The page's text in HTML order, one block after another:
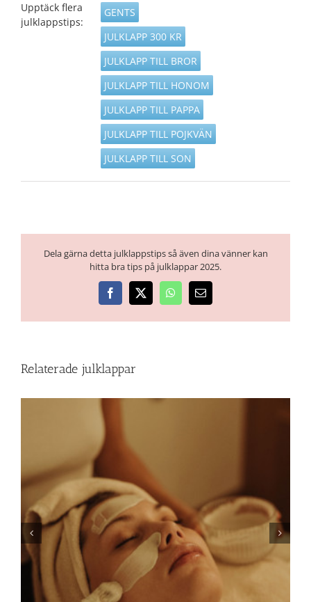
Upptäck flera
julklappstips:
GENTS
JULKLAPP 300 KR
JULKLAPP TILL BROR
JULKLAPP TILL HONOM
JULKLAPP TILL PAPPA
JULKLAPP TILL POJKVÄN
JULKLAPP TILL SON
Dela gärna detta julklappstips så även dina vänner kan
hitta bra tips på julklappar 2025.
Facebook
X WhatsApp
E-
Relaterade julklappar